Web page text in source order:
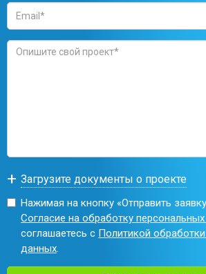
Нажимая на кнопку «Отправить
Согласие на обработку
соглашаетесь с Политикой
данных.